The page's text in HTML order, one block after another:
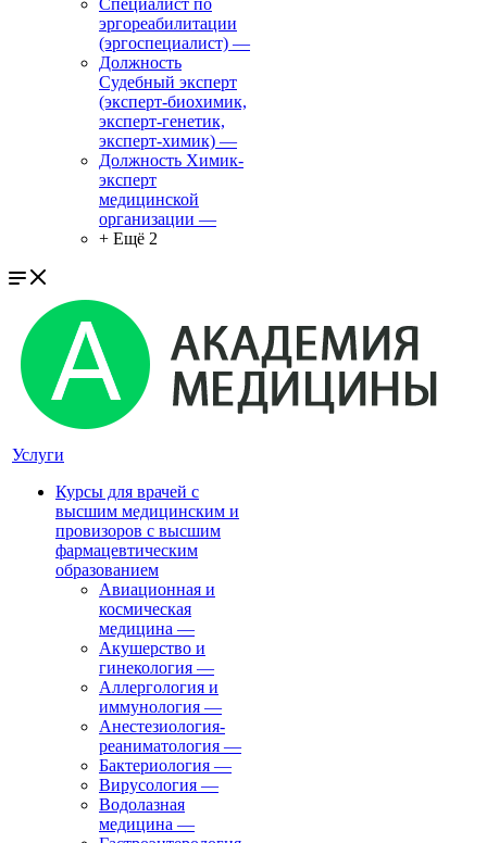
Специалист по
эргореабилитации
(эргоспециалист) —
Должность
Судебный эксперт
(эксперт-биохимик,
эксперт-генетик,
эксперт-химик) —
Должность Химик-
эксперт
медицинской
организации —
+ Ещё 2
Услуги
Курсы для врачей с
высшим медицинским и
провизоров с высшим
фармацевтическим
образованием
Авиационная и
космическая
медицина —
Акушерство и
гинекология —
Аллергология и
иммунология —
Анестезиология-
реаниматология —
Бактериология —
Вирусология —
Водолазная
медицина —